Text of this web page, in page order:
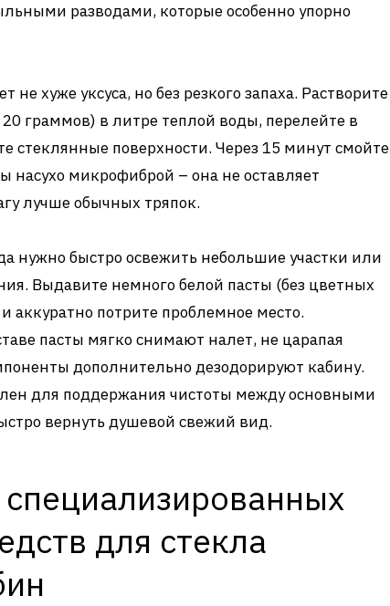
разводами, которые особенно упорно
не хуже уксуса, но без резкого запаха. Растворите
граммов) в литре теплой воды, перелейте в
стеклянные поверхности. Через 15 минут смойте
насухо микрофиброй – она не оставляет
лучше обычных тряпок.
нужно быстро освежить небольшие участки или
Выдавите немного белой пасты (без цветных
аккуратно потрите проблемное место.
пасты мягко снимают налет, не царапая
дополнительно дезодорируют кабину.
для поддержания чистоты между основными
вернуть душевой свежий вид.
для стекла